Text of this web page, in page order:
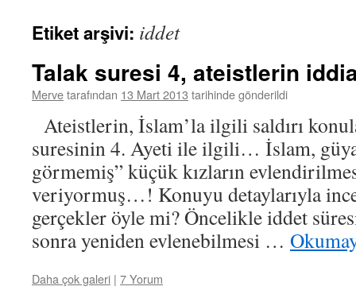
Etiket arşivi: iddet
Talak suresi 4, ateistlerin
Mervetarafından 13 Mart 2013 tarihinde gönderildi
Ateistlerin, İslam’la ilgili saldırı
suresinin 4. Ayeti ile ilgili… İslam,
görmemiş” küçük kızların
veriyormuş…! Konuyu detaylarıyla
gerçekler öyle mi? Öncelikle iddet
sonra yeniden evlenebilmesi …
Daha çok galeri | 7 Yorum